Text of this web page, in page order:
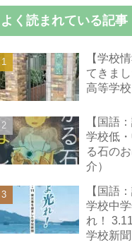
よく読まれている記事
【学校
てきま
高等学校
【国語
学校低
る石の
介）
【国語
学校中
れ！
学校新聞